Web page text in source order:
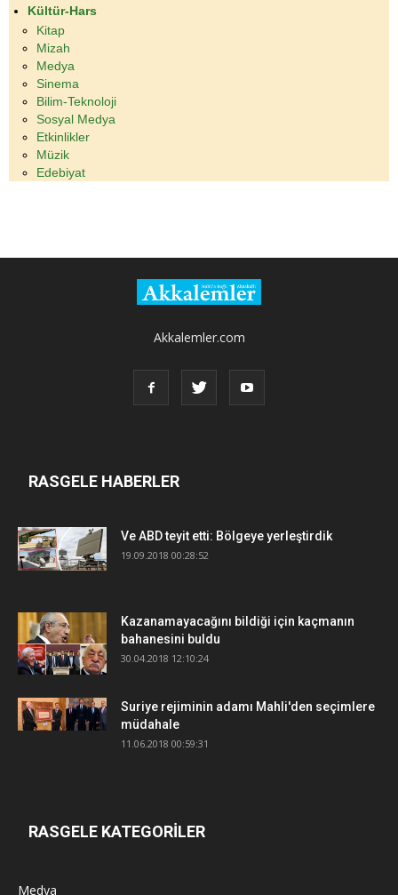
Kültür-Hars
Kitap
Mizah
Medya
Sinema
Bilim-Teknoloji
Sosyal Medya
Etkinlikler
Müzik
Edebiyat
Akkalemler.com
RASGELE HABERLER
Ve ABD teyit etti: Bölgeye yerleştirdik
19.09.2018 00:28:52
Kazanamayacağını bildiği için kaçmanın
bahanesini buldu
30.04.2018 12:10:24
Suriye rejiminin adamı Mahli'den seçimlere
müdahale
11.06.2018 00:59:31
RASGELE KATEGORİLER
Medya